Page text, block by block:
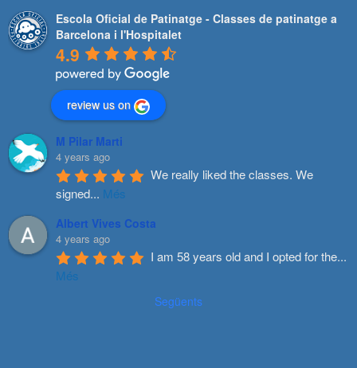
Escola Oficial de Patinatge - Classes de patinatge a
Barcelona i l'Hospitalet
4.9
review us on
M Pilar Marti
4 years ago
We really liked the classes. We
signed... Més
Albert Vives Costa
4 years ago
I am 58 years old and I opted for the...
Més
Següents